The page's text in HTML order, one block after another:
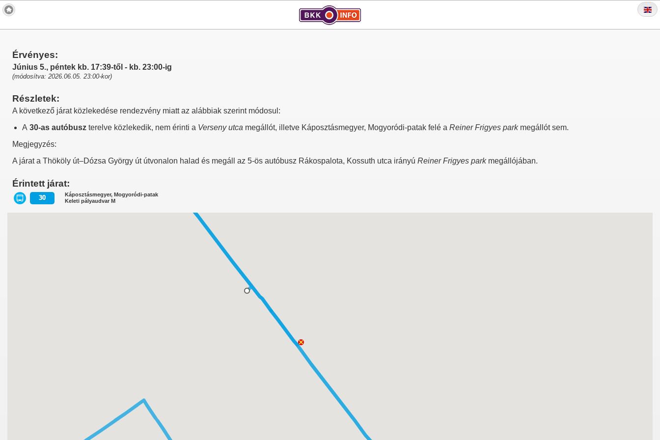
Érvényes:
Június 5., péntek kb. 17:39-től - kb. 23:00-ig
(módosítva: 2026.06.05. 23:00-kor)
Részletek:
A következő járat közlekedése rendezvény miatt az alábbiak szerint módosul:
A 30-as autóbusz terelve közlekedik, nem érinti a Verseny utca megállót, illetve Káposztásmegyer, Mogyoródi-patak felé a Reiner Frigyes parkmegállót sem.
Megjegyzés:
A járat a Thököly út–Dózsa György út útvonalon halad és megáll az 5-ös autóbusz Rákospalota, Kossuth utca irányú Reiner Frigyes parkmegállójában.
Érintett járat:
30
Káposztásmegyer, Mogyoródi-patak
Keleti pályaudvar M